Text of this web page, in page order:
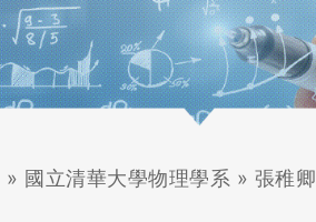
» 國立清華大學物理學系 » 張稚卿